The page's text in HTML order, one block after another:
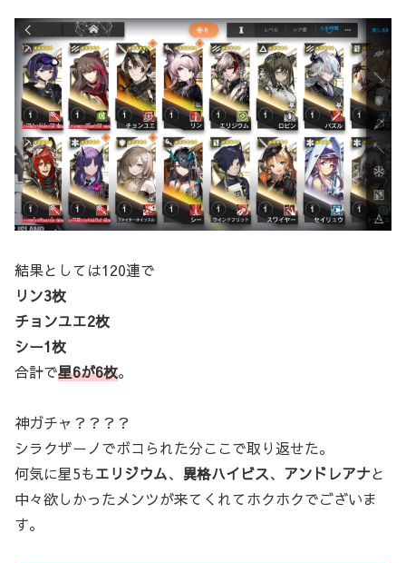
結果としては120連で
リン3枚
チョンユエ2枚
シー1枚
合計で星6が6枚。
神ガチャ？？？？
シラクザーノでボコられた分ここで取り返せた。
何気に星5もエリジウム、 異格ハイビス、 アンドレアナと
中々欲しかったメンツが来てくれてホクホクでございま
す。